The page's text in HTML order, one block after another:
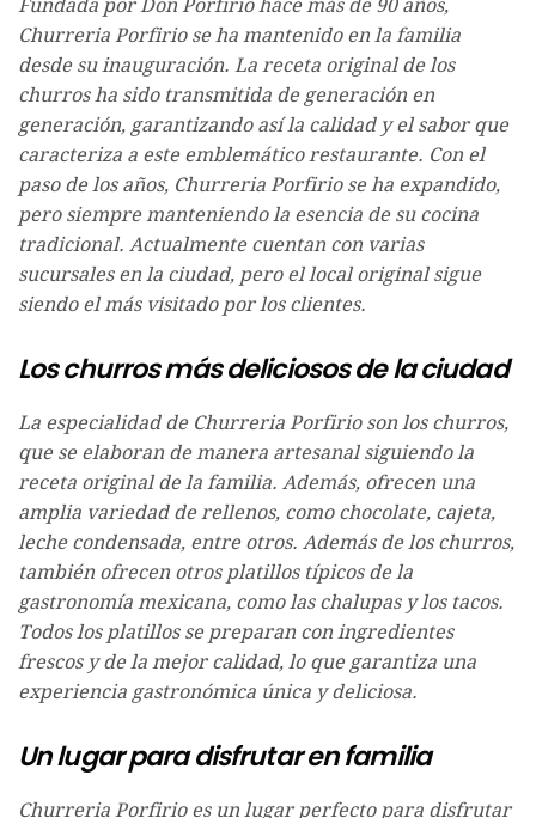
Fundada por Don Porfirio hace más de 90 años,
Churreria Porfirio se ha mantenido en la familia
desde su inauguración. La receta original de los
churros ha sido transmitida de generación en
generación, garantizando así la calidad y el sabor que
caracteriza a este emblemático restaurante. Con el
paso de los años, Churreria Porfirio se ha expandido,
pero siempre manteniendo la esencia de su cocina
tradicional. Actualmente cuentan con varias
sucursales en la ciudad, pero el local original sigue
siendo el más visitado por los clientes.
Los churros más deliciosos de la ciudad
La especialidad de Churreria Porfirio son los churros,
que se elaboran de manera artesanal siguiendo la
receta original de la familia. Además, ofrecen una
amplia variedad de rellenos, como chocolate, cajeta,
leche condensada, entre otros. Además de los churros,
también ofrecen otros platillos típicos de la
gastronomía mexicana, como las chalupas y los tacos.
Todos los platillos se preparan con ingredientes
frescos y de la mejor calidad, lo que garantiza una
experiencia gastronómica única y deliciosa.
Un lugar para disfrutar en familia
Churreria Porfirio es un lugar perfecto para disfrutar